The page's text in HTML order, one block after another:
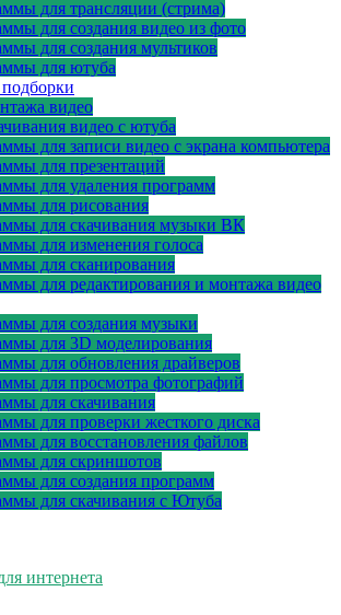
для трансляции (стрима)
для создания видео из фото
для создания мультиков
для ютуба
видео
видео с ютуба
для записи видео с экрана компьютера
для презентаций
для удаления программ
для рисования
для скачивания музыки ВК
для изменения голоса
для сканирования
для редактирования и монтажа видео
для создания музыки
для 3D моделирования
для обновления драйверов
для просмотра фотографий
для скачивания
для проверки жесткого диска
для восстановления файлов
для скриншотов
для создания программ
для скачивания с Ютуба
интернета